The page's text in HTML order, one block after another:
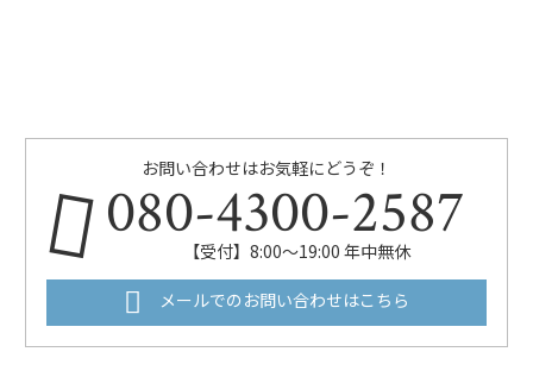
お問い合わせはお気軽にどうぞ！
080-4300-2587
【受付】8:00～19:00 年中無休
メールでのお問い合わせはこちら